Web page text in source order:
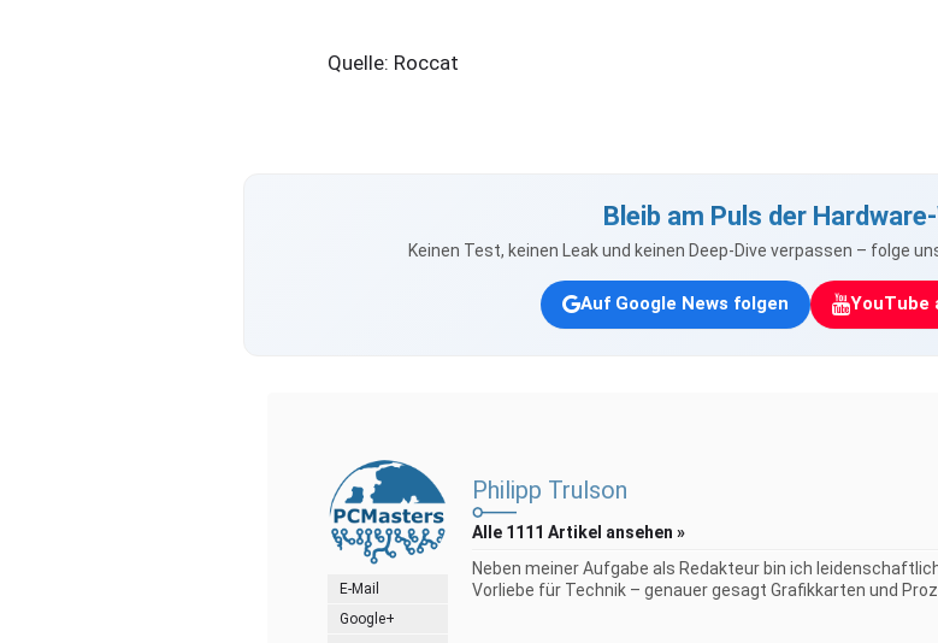
Quelle: Roccat
Bleib am Puls der
Keinen Test, keinen Leak und keinen Deep-Dive verpassen – folge
Auf Google News folgen YouTube
E-Mail
Google+
Philipp Trulson
Alle 1111 Artikel ansehen »
Neben meiner Aufgabe als Redakteur bin ich
Vorliebe für Technik – genauer gesagt Grafikkarten und